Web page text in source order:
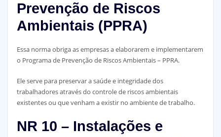
Prevenção de Riscos
Ambientais (PPRA)
Essa norma obriga as empresas a elaborarem e implementarem
o Programa de Prevenção de Riscos Ambientais – PPRA.
Ele serve para preservar a saúde e integridade dos
trabalhadores através do controle de riscos ambientais
existentes ou que venham a existir no ambiente de trabalho.
NR 10 – Instalações e